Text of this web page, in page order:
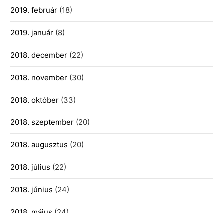
2019. február (18)
2019. január (8)
2018. december (22)
2018. november (30)
2018. október (33)
2018. szeptember (20)
2018. augusztus (20)
2018. július (22)
2018. június (24)